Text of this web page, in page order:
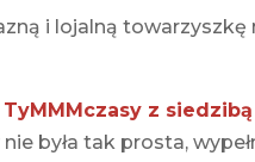
i lojalną towarzyszkę
z
była tak prosta,